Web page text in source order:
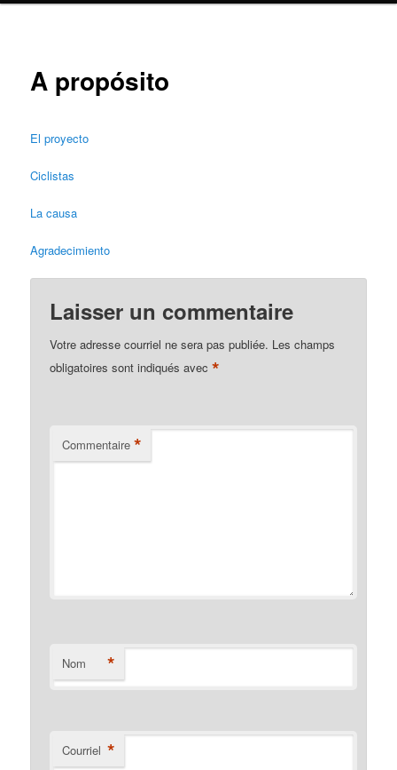
A propósito
El proyecto
Ciclistas
La causa
Agradecimiento
Laisser un commentaire
Votre adresse courriel ne sera pas publiée. Les champs
obligatoires sont indiqués avec*
Commentaire *
Nom *
Courriel *